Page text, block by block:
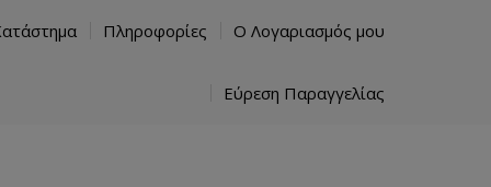
Πληροφορίες Ο Λογαριασμός μου
Εύρεση Παραγγελίας